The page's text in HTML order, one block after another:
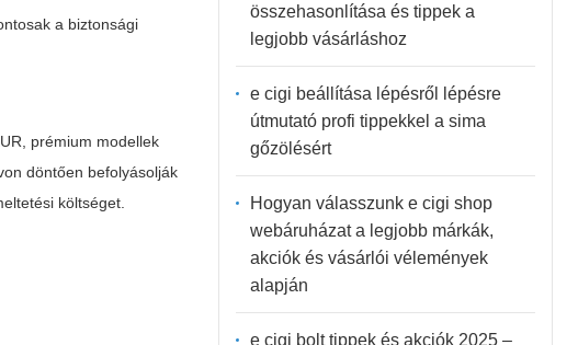
a biztonsági
prémium modellek
döntően befolyásolják
költséget.
összehasonlítása és tippek a
legjobb vásárláshoz
e cigi beállítása lépésről lépésre
útmutató profi tippekkel a sima
gőzölésért
Hogyan válasszunk e cigi shop
webáruházat a legjobb márkák,
akciók és vásárlói vélemények
alapján
e cigi bolt tippek és akciók 2025 –